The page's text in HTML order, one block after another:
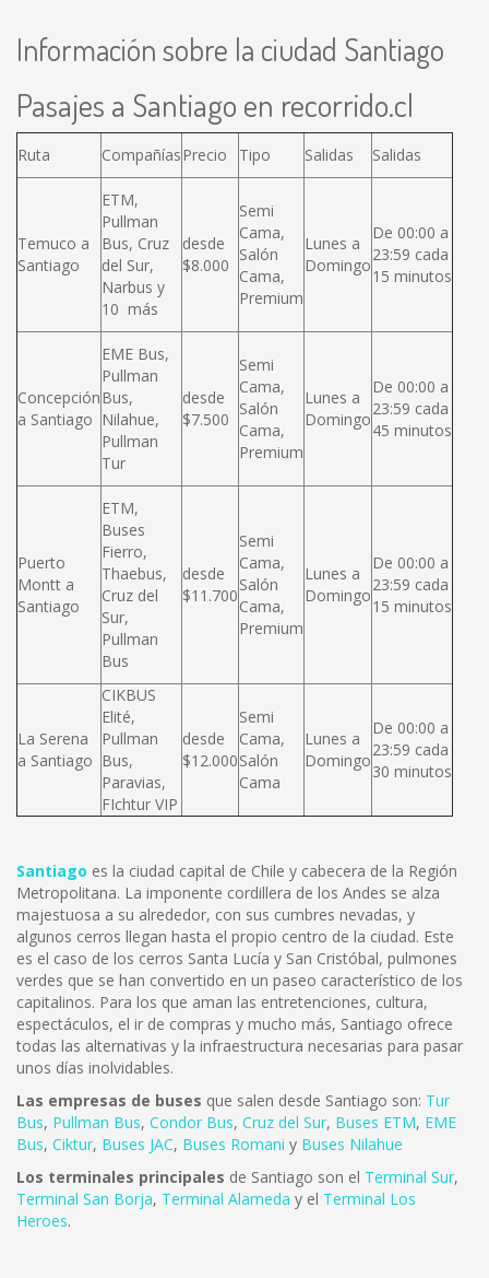
Información sobre la ciudad Santiago
Pasajes a Santiago en recorrido.cl
Ruta CompañíasPrecio Tipo Salidas Salidas
Temuco a
Santiago
ETM,
Pullman
Bus, Cruz
del Sur,
Narbus y
10 más
desde
$8.000
Semi
Cama,
Salón
Cama,
Premium
Lunes a
Domingo
De 00:00 a
23:59 cada
15 minutos
Concepción
a Santiago
EME Bus,
Pullman
Bus,
Nilahue,
Pullman
Tur
desde
$7.500
Semi
Cama,
Salón
Cama,
Premium
Lunes a
Domingo
De 00:00 a
23:59 cada
45 minutos
Puerto
Montt a
Santiago
ETM,
Buses
Fierro,
Thaebus,
Cruz del
Sur,
Pullman
Bus
desde
$11.700
Semi
Cama,
Salón
Cama,
Premium
Lunes a
Domingo
De 00:00 a
23:59 cada
15 minutos
La Serena
a Santiago
CIKBUS
Elité,
Pullman
Bus,
Paravias,
FIchtur VIP
desde
$12.000
Semi
Cama,
Salón
Cama
Lunes a
Domingo
De 00:00 a
23:59 cada
30 minutos
Santiago es la ciudad capital de Chile y cabecera de la Región
Metropolitana. La imponente cordillera de los Andes se alza
majestuosa a su alrededor, con sus cumbres nevadas, y
algunos cerros llegan hasta el propio centro de la ciudad. Este
es el caso de los cerros Santa Lucía y San Cristóbal, pulmones
verdes que se han convertido en un paseo característico de los
capitalinos. Para los que aman las entretenciones, cultura,
espectáculos, el ir de compras y mucho más, Santiago ofrece
todas las alternativas y la infraestructura necesarias para pasar
unos días inolvidables.
Las empresas de buses que salen desde Santiago son: Tur
Bus, Pullman Bus, Condor Bus, Cruz del Sur, Buses ETM, EME
Bus, Ciktur, Buses JAC, Buses Romani y Buses Nilahue
Los terminales principales de Santiago son el Terminal Sur,
Terminal San Borja, Terminal Alameda y el Terminal Los
Heroes.